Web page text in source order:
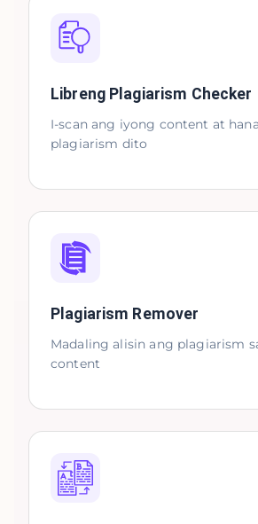
Libreng Plagiarism Checker
I-scan ang iyong content at
plagiarism dito
Plagiarism Remover
Madaling alisin ang plagiarism
content